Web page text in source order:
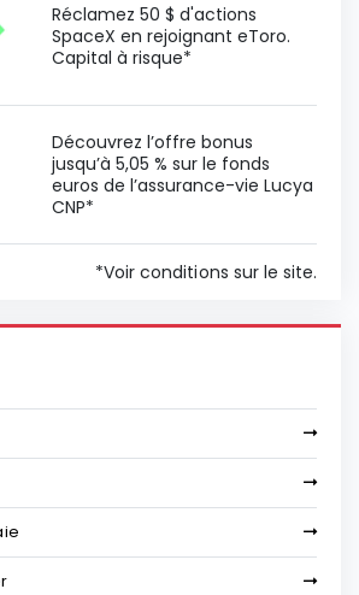
Réclamez 50 $ d'actions
SpaceX en rejoignant eToro.
Capital à risque*
Découvrez l’offre bonus
jusqu’à 5,05 % sur le fonds
euros de l’assurance-vie Lucya
CNP*
*Voir conditions sur le site.